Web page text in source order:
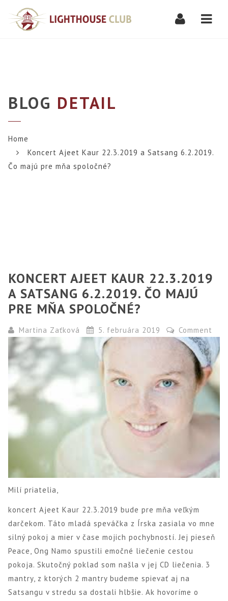
BLOG DETAIL
Home
Koncert Ajeet Kaur 22.3.2019 a Satsang 6.2.2019.
Čo majú pre mňa spoločné?
KONCERT AJEET KAUR 22.3.2019
A SATSANG 6.2.2019. ČO MAJÚ
PRE MŇA SPOLOČNÉ?
Martina Zaťková 5. februára 2019 Comment
Milí priatelia,
koncert Ajeet Kaur 22.3.2019 bude pre mňa veľkým
darčekom. Táto mladá speváčka z Írska zasiala vo mne
silný pokoj a mier v čase mojich pochybností. Jej pieseň
Peace, Ong Namo spustili emočné liečenie cestou
pokoja. Skutočný poklad som našla v jej CD liečenia. 3
mantry, z ktorých 2 mantry budeme spievať aj na
Satsangu v stredu sa dostali hlbšie. Ak hovoríme o